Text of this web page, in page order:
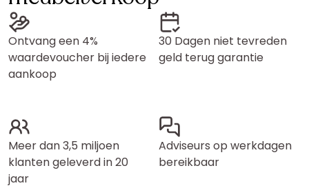
Ontvang een 4%
waardevoucher bij iedere
aankoop
30 Dagen niet tevreden
geld terug garantie
Meer dan 3,5 miljoen
klanten geleverd in 20
jaar
Adviseurs op werkdagen
bereikbaar